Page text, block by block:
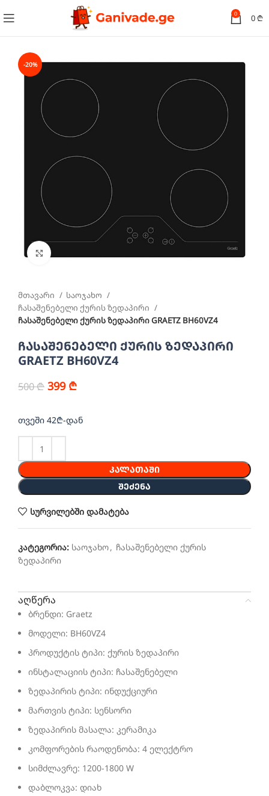
0 0 ₾
-20%
მთავარი
საოჯახო
ჩასაშენებელი ქურის ზედაპირი
ჩასაშენებელი ქურის ზედაპირი GRAETZ BH60VZ4
ჩასაშენებელი ქურის ზედაპირი
GRAETZ BH60VZ4
500₾ 399 ₾
თვეში 42₾-დან
ᲙᲐᲚᲐᲗᲐᲨᲘ
ᲨᲔᲫᲔᲜᲐ
სურვილებში დამატება
კატეგორია: საოჯახო, ჩასაშენებელი ქურის
ზედაპირი
აღწერა
ბრენდი: Graetz
მოდელი: BH60VZ4
პროდუქტის ტიპი: ქურის ზედაპირი
ინსტალაციის ტიპი: ჩასაშენებელი
ზედაპირის ტიპი: ინდუქციური
მართვის ტიპი: სენსორი
ზედაპირის მასალა: კერამიკა
კომფორების რაოდენობა: 4 ელექტრო
სიმძლავრე: 1200-1800 W
დაბლოკვა: დიახ